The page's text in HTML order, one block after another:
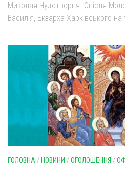
Миколая Чудотворця. Опісля
Василія, Екзарха Харківського
ГОЛОВНА / НОВИНИ /ОГОЛОШЕННЯ /